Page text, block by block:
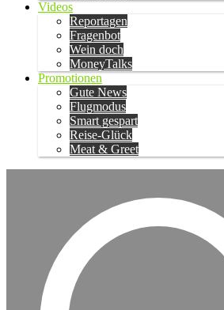
Videos
Reportagen
Fragenbot
Wein doch
MoneyTalks
Promotionen
Gute News
Flugmodus
Smart gespart
Reise-Glück
Meat & Greet